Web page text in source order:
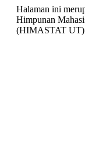
Halaman ini
Himpunan
(HIMASTAT